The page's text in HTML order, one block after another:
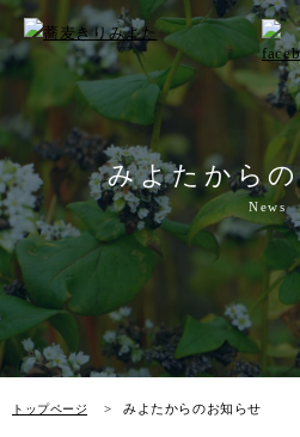
みよたから
News
トップページ みよたからのお知らせ
トップペ
みよた
みよたのこ
畑だよ
メニュ